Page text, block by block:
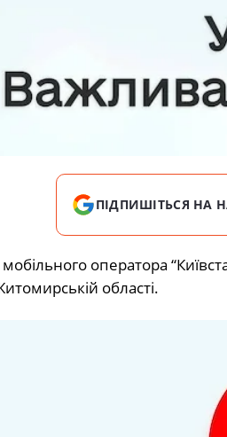
ПІДПИШІТЬСЯ НА
мобільного оператора
області.